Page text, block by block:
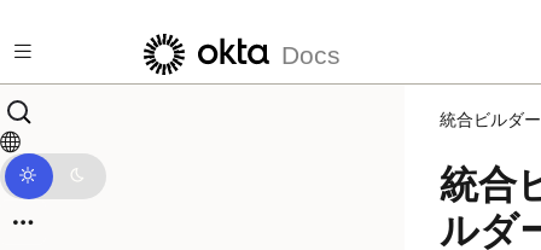
Docs
統合ビルダー
統合
ルダ